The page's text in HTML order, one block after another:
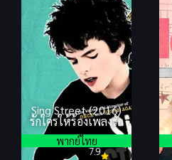
Sing Street (2016)
รักใครให้ร้องเพลงรัก
7.9
พากย์ไทย